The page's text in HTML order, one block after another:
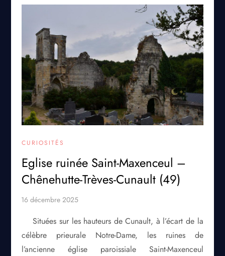
CURIOSITÉS
Eglise ruinée Saint-Maxenceul –
Chênehutte-Trèves-Cunault (49)
Situées sur les hauteurs de Cunault, à l’écart de la
célèbre prieurale Notre-Dame, les ruines de
l’ancienne église paroissiale Saint-Maxenceul